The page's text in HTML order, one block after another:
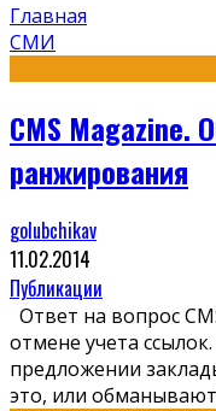
Главная
СМИ
CMS Magazine.
ранжирования
golubchikav
11.02.2014
Публикации
Ответ на вопрос
отмене учета
предложении
это, или